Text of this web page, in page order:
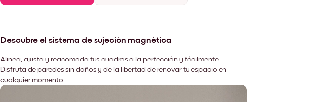
Descubre el sistema de sujeción magnética
Alinea, ajusta y reacomoda tus cuadros a la perfección y fácilmente.
Disfruta de paredes sin daños y de la libertad de renovar tu espacio en
cualquier momento.